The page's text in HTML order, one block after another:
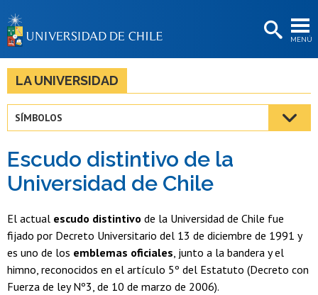
MENÚ
BIBLIOTECAS
LA UNIVERSIDAD
Estudiantes
Académicas/os
Funcionarias/os
Egresadas/os
LA UNIVERSIDAD
SÍMBOLOS
Escudo distintivo de la
Universidad de Chile
El actual escudo distintivo de la Universidad de Chile fue
fijado por Decreto Universitario del 13 de diciembre de 1991 y
es uno de los emblemas oficiales, junto a la bandera y el
himno, reconocidos en el artículo 5º del Estatuto (Decreto con
Fuerza de ley Nº3, de 10 de marzo de 2006).